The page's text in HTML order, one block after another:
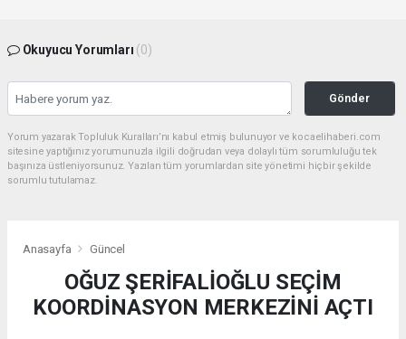
Okuyucu Yorumları (0)
Gönder
Yorum yazarak Topluluk Kuralları’nı kabul etmiş bulunuyor ve kocaelihaberi.com
sitesine yaptığınız yorumunuzla ilgili doğrudan veya dolaylı tüm sorumluluğu tek
başınıza üstleniyorsunuz. Yazılan tüm yorumlardan site yönetimi hiçbir şekilde
sorumlu tutulamaz.
Anasayfa Güncel
OĞUZ ŞERİFALİOĞLU SEÇİM
KOORDİNASYON MERKEZİNİ AÇTI